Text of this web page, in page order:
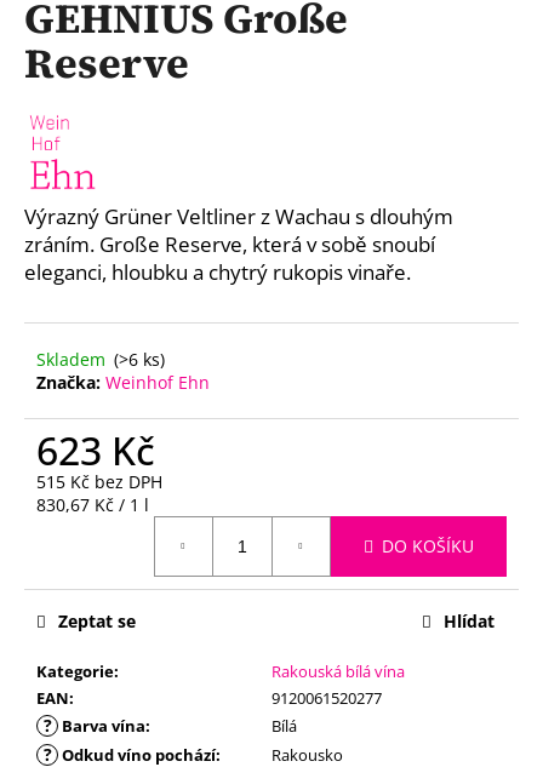
GEHNIUS Große
Reserve
Výrazný Grüner Veltliner z Wachau s dlouhým
zráním. Große Reserve, která v sobě snoubí
eleganci, hloubku a chytrý rukopis vinaře.
Skladem (>6 ks)
Značka: Weinhof Ehn
623 Kč
515 Kč bez DPH
Měrná
830,67 Kč / 1 l
DO KOŠÍKU
Kategorie:
Rakouská bílá vína
EAN: 9120061520277
? Barva vína: Bílá
? Odkud víno pochází: Rakousko
Zeptat se Hlídat
a
j
t
?
HLEDAT
D
o
p
o
u
j